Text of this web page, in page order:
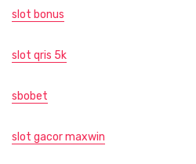
slot bonus
slot qris 5k
sbobet
slot gacor maxwin